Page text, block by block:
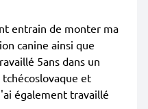
entrain de monter ma
canine ainsi que
5ans dans un
et
également travaillé